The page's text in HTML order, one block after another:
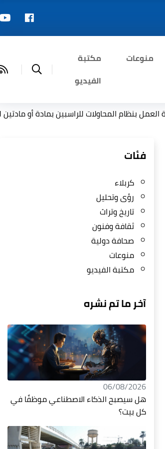
منوعات
مكتبة
الفيديو
بنظام المحاولات للراسبين بمادة أو مادتين لطلبة
فئات
كربلاء
رؤى وتحليل
تاريخ وتراث
ثقافة وفنون
صحافة دولية
منوعات
مكتبة الفيديو
آخر ما تم نشره
06/08/2026
هل سيصبح الذكاء الاصطناعي موظفًا في
كل بيت؟